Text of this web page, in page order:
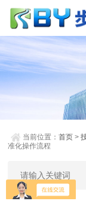
当前位置：首页 >
准化操作流程